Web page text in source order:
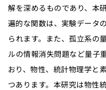
解を深めるものであり、本
遍的な関数は、実験データ
られます。また、孤立系の
ルの情報消失問題など量子
おり、物性、統計物理学と
つあります。本研究は物性